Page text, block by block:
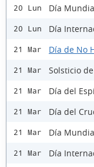
20 Lun Día
20 Lun Día
21 Mar Día de No
21 Mar Solsticio
21 Mar Día del
21 Mar Día del
21 Mar Día
21 Mar Día